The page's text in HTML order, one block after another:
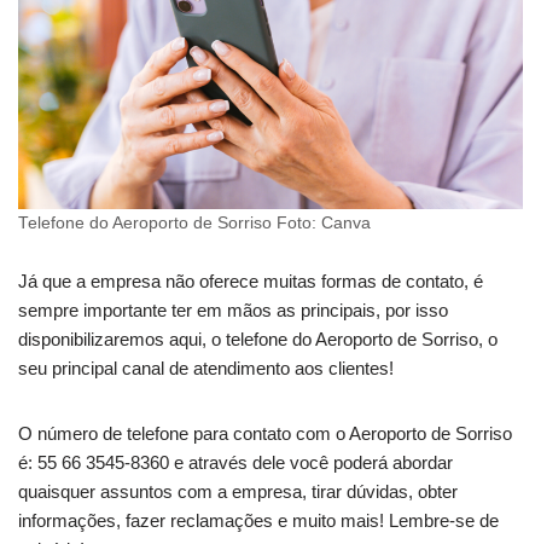
Telefone do Aeroporto de Sorriso Foto: Canva
Já que a empresa não oferece muitas formas de contato, é
sempre importante ter em mãos as principais, por isso
disponibilizaremos aqui, o telefone do Aeroporto de Sorriso, o
seu principal canal de atendimento aos clientes!
O número de telefone para contato com o Aeroporto de Sorriso
é: 55 66 3545-8360 e através dele você poderá abordar
quaisquer assuntos com a empresa, tirar dúvidas, obter
informações, fazer reclamações e muito mais! Lembre-se de